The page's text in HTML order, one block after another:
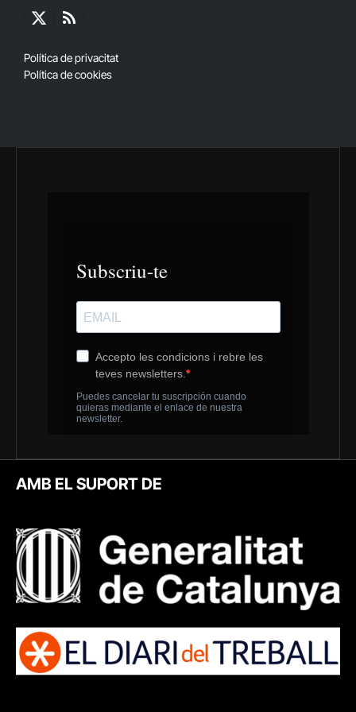
X
RSS
Política de privacitat
Política de cookies
AMB EL SUPORT DE